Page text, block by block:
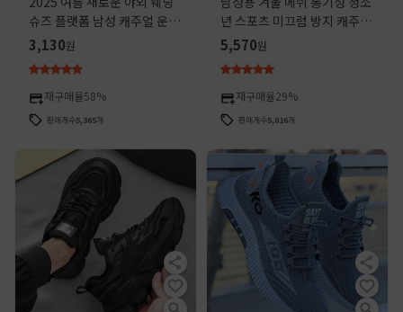
슈즈 플랫폼 남성 캐주얼 운동
화 올 매치 남성용 통기성 런닝
슈즈
3,130원
재구매율58%
판매개수5,365개
년 스포츠 미끄럼 방지 캐주얼
신발 두꺼운 밑창 키높이 런닝
화 화이트 아빠 신발
5,570원
재구매율29%
판매개수5,016개